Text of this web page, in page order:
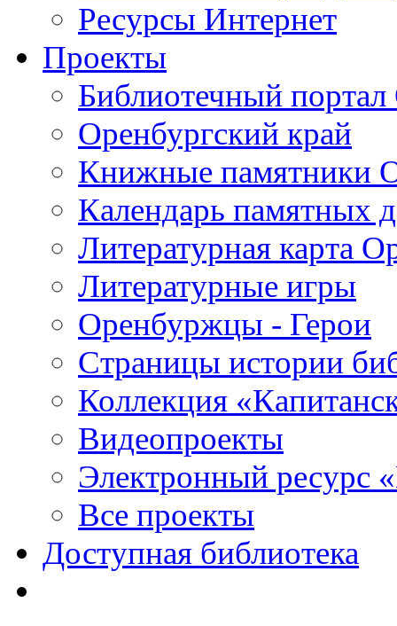
Ресурсы Интернет
Проекты
Библиотечный портал
Оренбургский край
Книжные памятники
Календарь памятных
Литературная карта
Литературные игры
Оренбуржцы - Герои
Страницы истории
Коллекция
Видеопроекты
Электронный ресурс
Все проекты
Доступная библиотека